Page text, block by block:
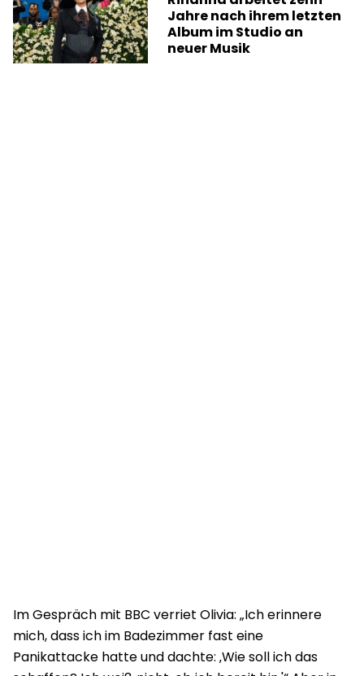
Jahre nach ihrem letzten
Album im Studio an
neuer Musik
Im Gespräch mit BBC verriet Olivia: „Ich erinnere
mich, dass ich im Badezimmer fast eine
Panikattacke hatte und dachte: ‚Wie soll ich das